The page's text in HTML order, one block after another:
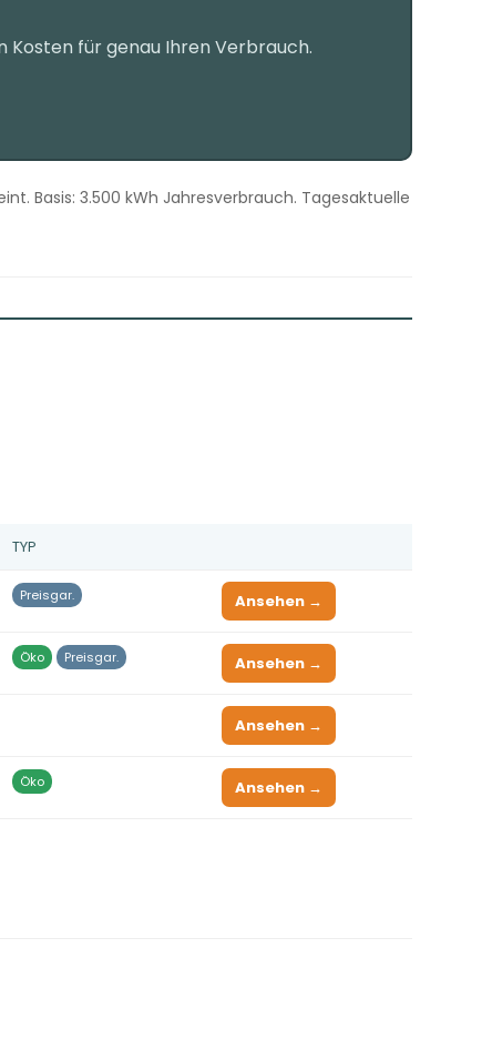
Kosten für genau Ihren Verbrauch.
Basis: 3.500 kWh Jahresverbrauch. Tagesaktuelle
TYP
Preisgar. Ansehen →
Öko Preisgar. Ansehen →
Ansehen →
Öko Ansehen →